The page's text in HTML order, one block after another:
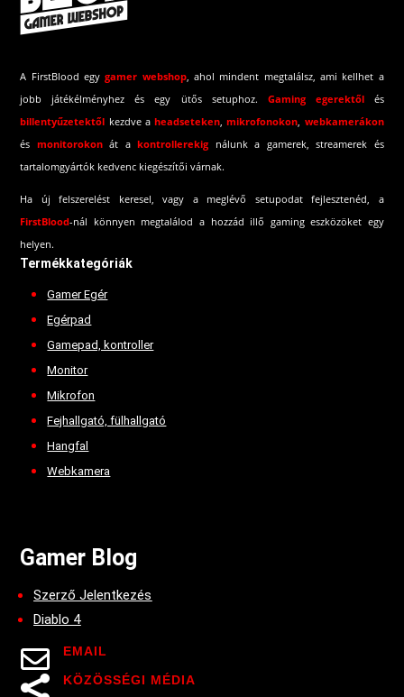
A FirstBlood egygamer webshop, ahol mindent megtalálsz, ami kellhet a
jobb játékélményhez és egy ütős setuphoz. Gaming egerektőlés
billentyűzetektől kezdve aheadseteken ,mikrofonokon webkamerákon
és monitorokonát akontrollerekig nálunk a gamerek, streamerek és
tartalomgyártók kedvenc kiegészítői várnak.
Ha új felszerelést keresel, vagy a meglévő setupodat fejlesztenéd, a
FirstBlood-nál könnyen megtalálod a hozzád illő gaming eszközöket egy
helyen.
Termékkategóriák
Gamer Egér
Egérpad
Gamepad, kontroller
Monitor
Mikrofon
Fejhallgató, fülhallgató
Hangfal
Webkamera
Gamer Blog
Szerző Jelentkezés
Diablo 4
 EMAIL
 KÖZÖSSÉGI MÉDIA